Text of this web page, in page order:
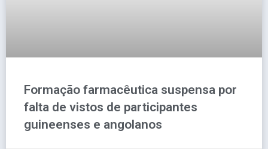
Formação farmacêutica suspensa por
falta de vistos de participantes
guineenses e angolanos